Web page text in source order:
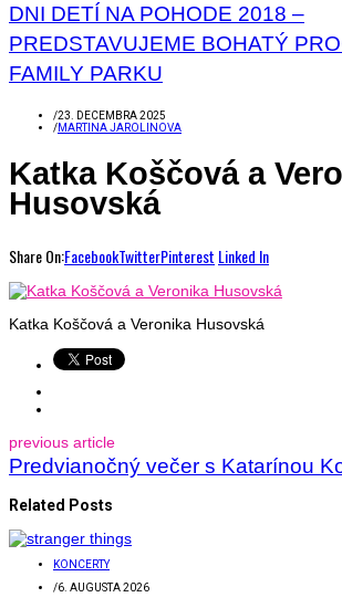
DNI DETÍ NA POHODE 2018 –
PREDSTAVUJEME BOHATÝ
FAMILY PARKU
/23. DECEMBRA 2025
/MARTINA JAROLINOVA
Katka Koščová a
Husovská
Share On:FacebookTwitterPinterest Linked In
Katka Koščová a Veronika Husovská
previous article
Predvianočný večer s Katarínou
Related Posts
KONCERTY
/6. AUGUSTA 2026